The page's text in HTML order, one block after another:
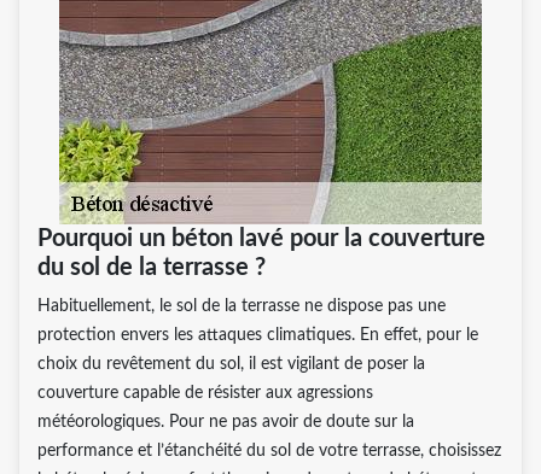
Pourquoi un béton lavé pour la couverture
du sol de la terrasse ?
Habituellement, le sol de la terrasse ne dispose pas une
protection envers les attaques climatiques. En effet, pour le
choix du revêtement du sol, il est vigilant de poser la
couverture capable de résister aux agressions
météorologiques. Pour ne pas avoir de doute sur la
performance et l’étanchéité du sol de votre terrasse, choisissez